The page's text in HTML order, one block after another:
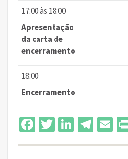
17:00 às 18:00
Apresentação
da carta de
encerramento
18:00
Encerramento
Facebook
Twitter